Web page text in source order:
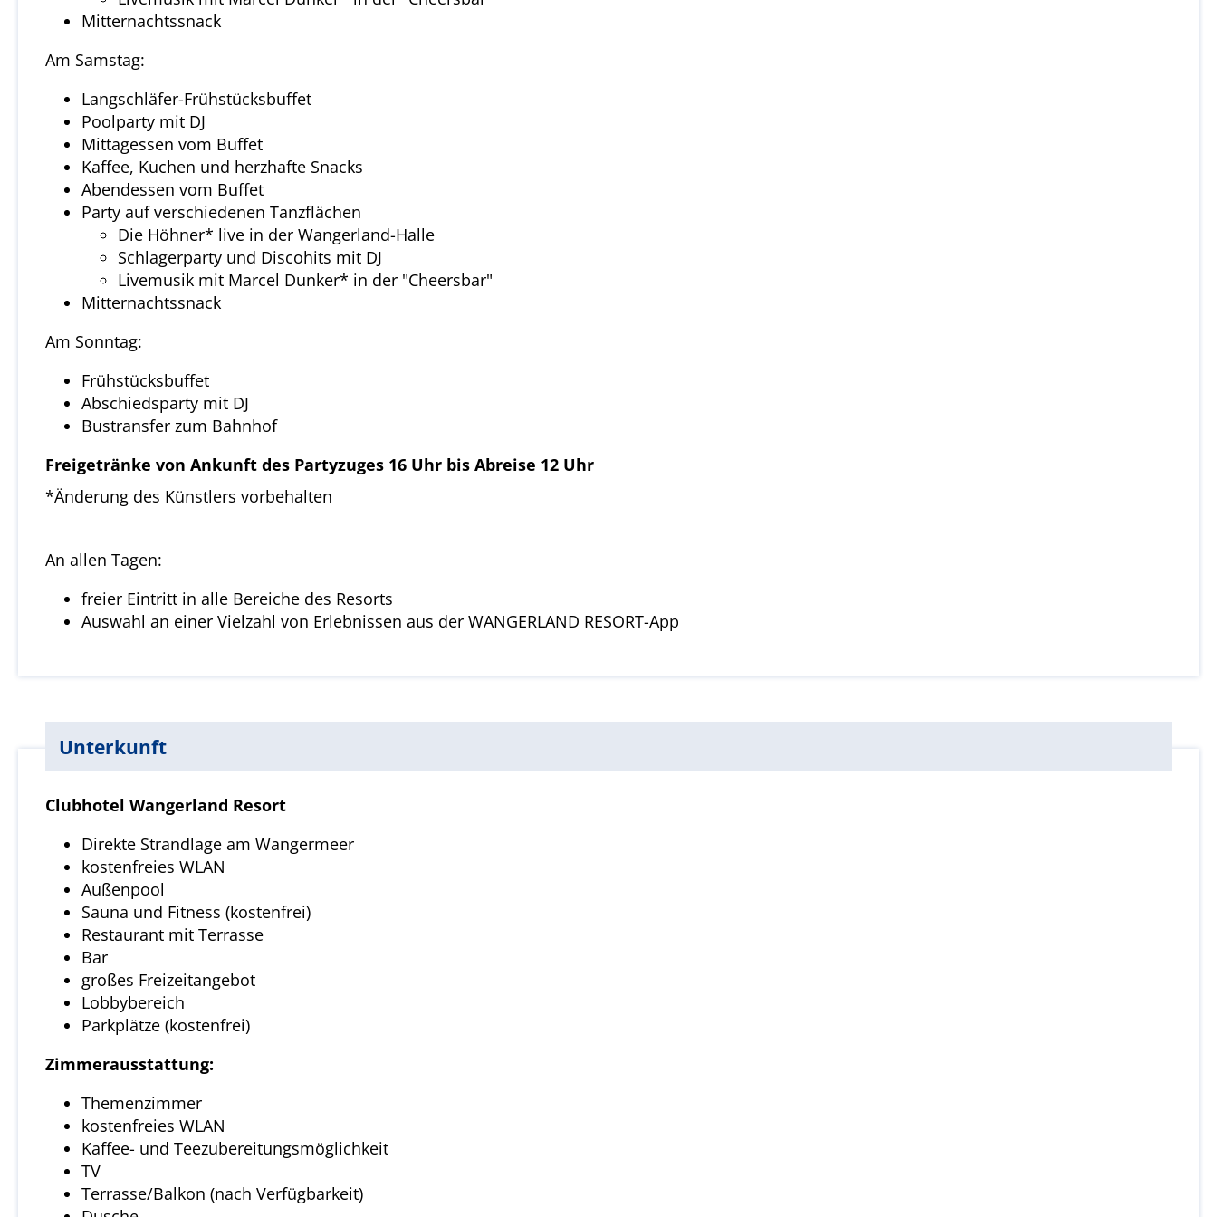
Mitternachtssnack
Am Samstag:
Langschläfer-Frühstücksbuffet
Poolparty mit DJ
Mittagessen vom Buffet
Kaffee, Kuchen und herzhafte Snacks
Abendessen vom Buffet
Party auf verschiedenen Tanzflächen
Die Höhner* live in der Wangerland-Halle
Schlagerparty und Discohits mit DJ
Livemusik mit Marcel Dunker* in der "Cheersbar"
Mitternachtssnack
Am Sonntag:
Frühstücksbuffet
Abschiedsparty mit DJ
Bustransfer zum Bahnhof
Freigetränke von Ankunft des Partyzuges 16 Uhr bis Abreise 12 Uhr
*Änderung des Künstlers vorbehalten
An allen Tagen:
freier Eintritt in alle Bereiche des Resorts
Auswahl an einer Vielzahl von Erlebnissen aus der WANGERLAND RESORT-App
Unterkunft
Clubhotel Wangerland Resort
Direkte Strandlage am Wangermeer
kostenfreies WLAN
Außenpool
Sauna und Fitness (kostenfrei)
Restaurant mit Terrasse
Bar
großes Freizeitangebot
Lobbybereich
Parkplätze (kostenfrei)
Zimmerausstattung:
Themenzimmer
kostenfreies WLAN
Kaffee- und Teezubereitungsmöglichkeit
TV
Terrasse/Balkon (nach Verfügbarkeit)